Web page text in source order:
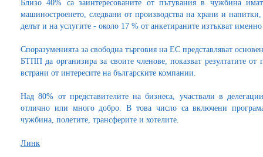
Близо 40% са заинтересованите от пътувания в чужбина
машиностроенето, следвани от производства на храни и
делът и на услугите - около 17 % от анкетираните изтъкват
Споразуменията за свободна търговия на ЕС представляват
БТПП да организира за своите членове, показват резултатите от
встрани от интересите на българските компании.
Над 80% от представителите на бизнеса, участвали в
отлично или много добро. В това число са включени
чужбина, полетите, трансферите и хотелите.
Линк